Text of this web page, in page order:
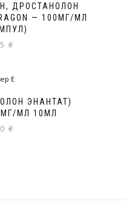
ДРОСТАНОЛОН
— 100МГ/МЛ
₴
ЭНАНТАТ)
МЛ 10МЛ
₴